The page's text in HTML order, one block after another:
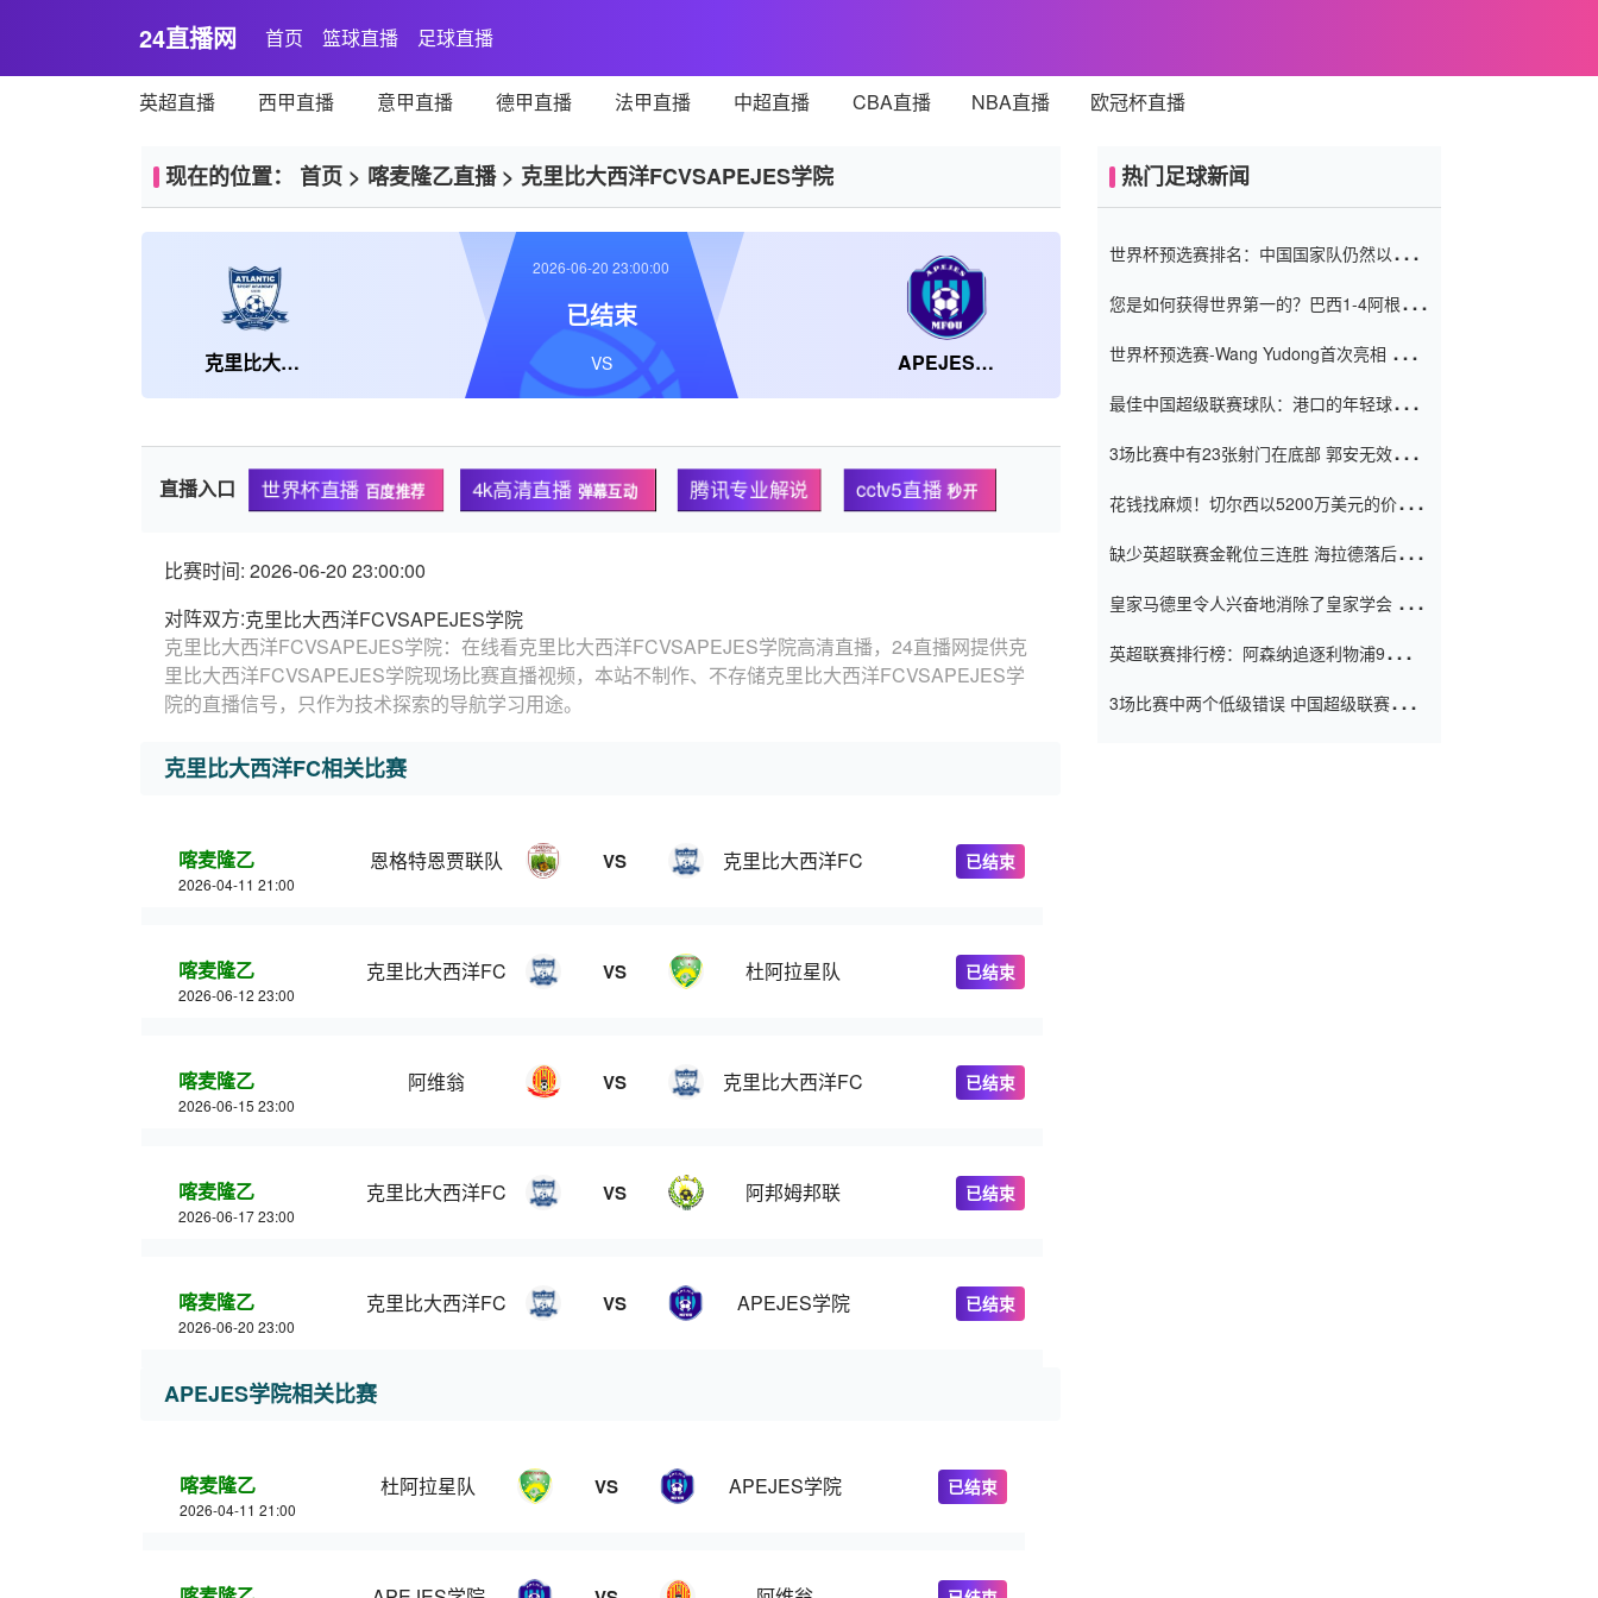
24直播网 首页 篮球直播 足球直播
英超直播 西甲直播 意甲直播 德甲直播 法甲直播 中超直播 CBA直播 NBA直播 欧冠杯直播
现在的位置： 首页 > 喀麦隆乙直播> 克里比大西洋FCVSAPEJES学院
克里比大西洋FC APEJES学院
2026-06-20 23:00:00
已结束
VS
直播入口 世界杯直播 百度推荐 4k高清直播 弹幕互动 腾讯专业解说 cctv5直播 秒开
比赛时间: 2026-06-20 23:00:00
对阵双方:克里比大西洋FCVSAPEJES学院
克里比大西洋FCVSAPEJES学院：在线看克里比大西洋FCVSAPEJES学院高清直播，24直播网提供克
里比大西洋FCVSAPEJES学院现场比赛直播视频，本站不制作、不存储克里比大西洋FCVSAPEJES学
院的直播信号，只作为技术探索的导航学习用途。
克里比大西洋FC相关比赛
喀麦隆乙
2026-04-11 21:00
恩格特恩贾联队 VS 克里比大西洋FC 已结束
喀麦隆乙
2026-06-12 23:00
克里比大西洋FC VS 杜阿拉星队 已结束
喀麦隆乙
2026-06-15 23:00
阿维翁 VS 克里比大西洋FC 已结束
喀麦隆乙
2026-06-17 23:00
克里比大西洋FC VS 阿邦姆邦联 已结束
喀麦隆乙
2026-06-20 23:00
克里比大西洋FC VS APEJES学院 已结束
APEJES学院相关比赛
喀麦隆乙
2026-04-11 21:00
杜阿拉星队 VS APEJES学院 已结束
热门足球新闻
世界杯预选赛排名：中国国家队仍然以6分
您是如何获得世界第一的？巴西1-4阿根
世界杯预选赛-Wang Yudong首次亮相 中国
最佳中国超级联赛球队：港口的年轻球员在
（Taishan）
3场比赛中有23张射门在底部 郭安无效传球
花钱找麻烦！切尔西以5200万美元的价格
窗口
缺少英超联赛金靴位三连胜 海拉德落后6球
皇家马德里令人兴奋地消除了皇家学会 安
英超联赛排行榜：阿森纳追逐利物浦9分 曼
3场比赛中两个低级错误 中国超级联赛的前